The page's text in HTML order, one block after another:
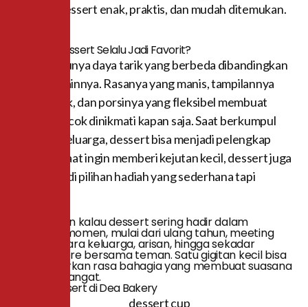
mencari dessert enak, praktis, dan mudah ditemukan.
Kenapa Dessert Selalu Jadi Favorit?
punya daya tarik yang berbeda dibandingkan
makanan lainnya. Rasanya yang manis, tampilannya
yang cantik, dan porsinya yang fleksibel membuat
dessert cocok dinikmati kapan saja. Saat berkumpul
bersama keluarga, dessert bisa menjadi pelengkap
suasana. Saat ingin memberi kejutan kecil, dessert juga
bisa menjadi pilihan hadiah yang sederhana tapi
Tidak heran kalau dessert sering hadir dalam
berbagai momen, mulai dari ulang tahun, meeting
kantor, acara keluarga, arisan, hingga sekadar
camilan sore bersama teman. Satu gigitan kecil bisa
menghadirkan rasa bahagia yang membuat suasana
jadi lebih hangat.
Pilihan Dessert di Dea Bakery